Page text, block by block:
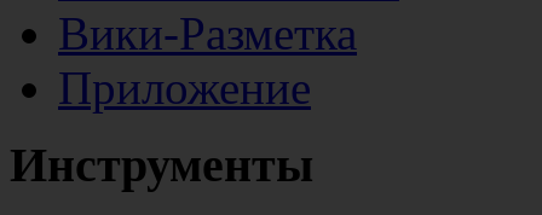
Вики-Разметка
Приложение
Инструменты